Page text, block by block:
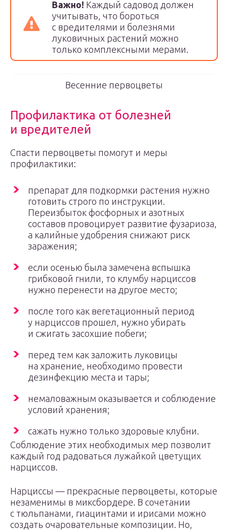
Важно! Каждый садовод должен
учитывать, что бороться
с вредителями и болезнями
луковичных растений можно
только комплексными мерами.
Весенние первоцветы
Профилактика от болезней
и вредителей
Спасти первоцветы помогут и меры
профилактики:
препарат для подкормки растения нужно
готовить строго по инструкции.
Переизбыток фосфорных и азотных
составов провоцирует развитие фузариоза,
а калийные удобрения снижают риск
заражения;
если осенью была замечена вспышка
грибковой гнили, то клумбу нарциссов
нужно перенести на другое место;
после того как вегетационный период
у нарциссов прошел, нужно убирать
и сжигать засохшие побеги;
перед тем как заложить луковицы
на хранение, необходимо провести
дезинфекцию места и тары;
немаловажным оказывается и соблюдение
условий хранения;
сажать нужно только здоровые клубни.
Соблюдение этих необходимых мер позволит
каждый год радоваться лужайкой цветущих
нарциссов.
Нарциссы — прекрасные первоцветы, которые
незаменимы в миксбордере. В сочетании
с тюльпанами, гиацинтами и ирисами можно
создать очаровательные композиции. Но,